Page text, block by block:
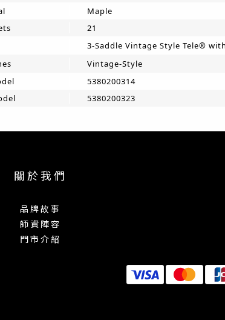
Maple
21
3-Saddle Vintage Style Tele®
Vintage-Style
5380200314
5380200323
關 於 我 們
品 牌 故 事
師 資 陣 容
門 市 介 紹